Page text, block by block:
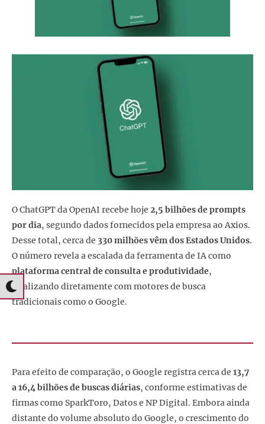
O ChatGPT da OpenAI recebe hoje 2,5 bilhões de prompts
por dia, segundo dados fornecidos pela empresa ao Axios.
Desse total, cerca de 330 milhões vêm dos Estados Unidos.
O número revela a escalada da ferramenta de IA como
plataforma central de consulta e produtividade,
rivalizando diretamente com motores de busca
tradicionais como o Google.
Para efeito de comparação, o Google registra cerca de 13,7
a 16,4 bilhões de buscas diárias, conforme estimativas de
firmas como SparkToro, Datos e NP Digital. Embora ainda
distante do volume absoluto do Google, o crescimento do